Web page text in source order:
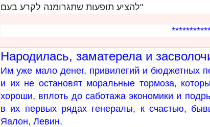
להציע תופעות שתגרומנה לקרע בעם"
Народилась, заматерела и
Им уже мало денег, привилегий и бюджетных
и их не остановят моральные тормоза,
хороши, вплоть до саботажа экономики и
в их первых рядах генералы, к счастью,
Яалон, Левин.